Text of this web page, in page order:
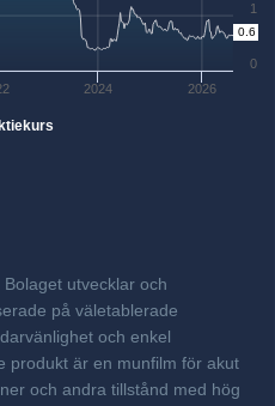
2024 2026
0
1
0.6
utvecklar och
på väletablerade
och enkel
produkt är en munfilm för akut
och andra tillstånd med hög